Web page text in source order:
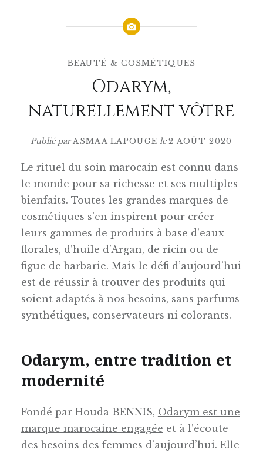
BEAUTÉ & COSMÉTIQUES
Odarym,
naturellement vôtre
Publié parASMAA LAPOUGE le2 AOÛT 2020
Le rituel du soin marocain est connu dans
le monde pour sa richesse et ses multiples
bienfaits. Toutes les grandes marques de
cosmétiques s’en inspirent pour créer
leurs gammes de produits à base d’eaux
florales, d’huile d’Argan, de ricin ou de
figue de barbarie. Mais le défi d’aujourd’hui
est de réussir à trouver des produits qui
soient adaptés à nos besoins, sans parfums
synthétiques, conservateurs ni colorants.
Odarym, entre tradition et
modernité
Fondé par Houda BENNIS, Odarym est une
marque marocaine engagée et à l’écoute
des besoins des femmes d’aujourd’hui. Elle